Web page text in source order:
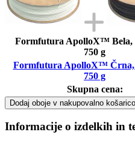
Formfutura ApolloX™ Bela,
750 g
Formfutura ApolloX™ Črna,
750 g
Skupna cena:
Dodaj oboje v nakupovalno košarico
Informacije o izdelkih in